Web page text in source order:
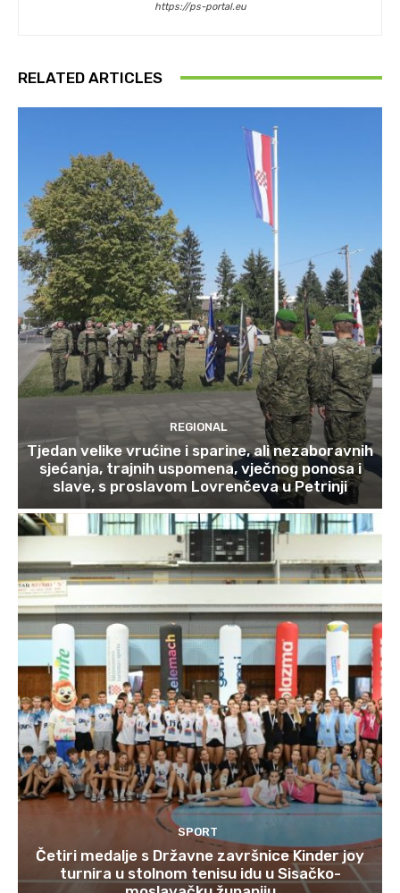
https://ps-portal.eu
RELATED ARTICLES
REGIONAL
Tjedan velike vrućine i sparine, ali nezaboravnih
sjećanja, trajnih uspomena, vječnog ponosa i
slave, s proslavom Lovrenčeva u Petrinji
SPORT
Četiri medalje s Državne završnice Kinder joy
turnira u stolnom tenisu idu u Sisačko-